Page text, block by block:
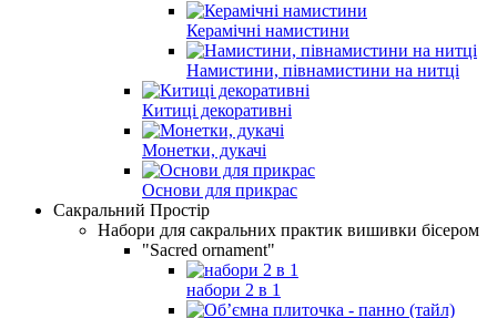
Керамічні намистини
Намистини, півнамистини на нитці
Китиці декоративні
Монетки, дукачі
Основи для прикрас
Сакральний Простір
Набори для сакральних практик вишивки бісером
"Sacred ornament"
набори 2 в 1